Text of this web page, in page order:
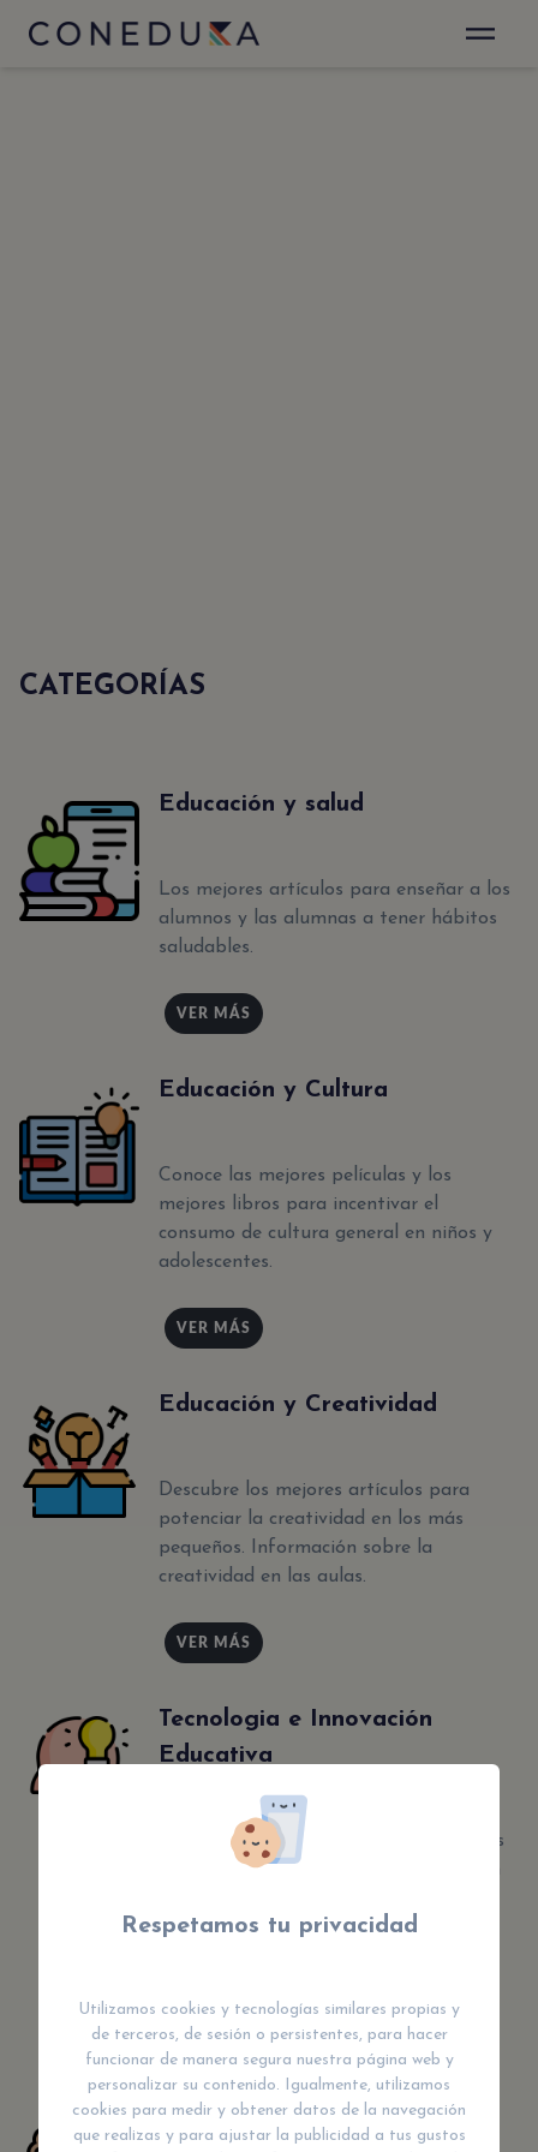
CATEGORÍAS
Educación y salud
Los mejores artículos para enseñar a los
alumnos y las alumnas a tener hábitos
saludables.
VER MÁS
Educación y Cultura
Conoce las mejores películas y los
mejores libros para incentivar el
consumo de cultura general en niños y
adolescentes.
VER MÁS
Educación y Creatividad
Descubre los mejores artículos para
potenciar la creatividad en los más
pequeños. Información sobre la
creatividad en las aulas.
VER MÁS
Tecnologia e Innovación
Educativa
En esta sección encontrarás los mejores
artículos y contenidos sobre innovación
necesitas para tener material y
Optimización del Aprendizaje
Respetamos tu privacidad
Utilizamos cookies y tecnologías similares propias y
de terceros, de sesión o persistentes, para hacer
funcionar de manera segura nuestra página web y
personalizar su contenido. Igualmente, utilizamos
cookies para medir y obtener datos de la navegación
que realizas y para ajustar la publicidad a tus gustos